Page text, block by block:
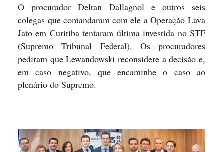
O procurador Deltan Dallagnol e outros seis
colegas que comandaram com ele a Operação Lava
Jato em Curitiba tentaram última investida no STF
(Supremo Tribunal Federal). Os procuradores
pediram que Lewandowski reconsidere a decisão e,
em caso negativo, que encaminhe o caso ao
plenário do Supremo.